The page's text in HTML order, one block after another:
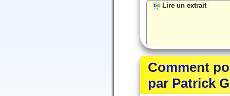
Lire un extrait
Comment
par Patrick